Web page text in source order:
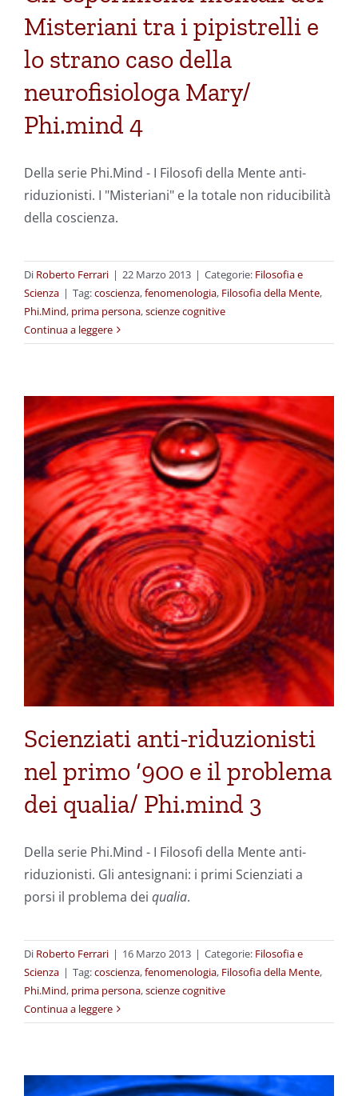
Misteriani tra i pipistrelli e
lo strano caso della
neurofisiologa Mary/
Phi.mind 4
Della serie Phi.Mind - I Filosofi della Mente anti-
riduzionisti. I "Misteriani" e la totale non riducibilità
della coscienza.
Di Roberto Ferrari | 22 Marzo 2013 | Categorie: Filosofia e
Scienza | Tag:coscienza,fenomenologia, Filosofia della Mente,
Phi.Mind, prima persona,scienze cognitive
Continua a leggere
Scienziati anti-riduzionisti
nel primo ‘900 e il problema
dei qualia/ Phi.mind 3
Della serie Phi.Mind - I Filosofi della Mente anti-
riduzionisti. Gli antesignani: i primi Scienziati a
porsi il problema dei qualia.
Di Roberto Ferrari | 16 Marzo 2013 | Categorie: Filosofia e
Scienza | Tag:coscienza,fenomenologia, Filosofia della Mente,
Phi.Mind, prima persona,scienze cognitive
Continua a leggere